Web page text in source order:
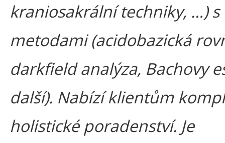
kraniosakrální techniky, …)
metodami (acidobazická
darkfield analýza, Bachovy
další). Nabízí klientům
holistické poradenství. Je